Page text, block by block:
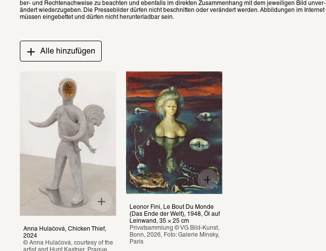
ber- und Rech­te­nach­weise zu beach­ten und eben­falls im direk­ten Zusam­men­hang mit dem jewei­li­gen Bild unver­
än­dert wieder­zu­ge­ben. Die Pres­se­bil­der dürfen nicht beschnit­ten oder verän­dert werden. Abbil­dun­gen im Inter­net
müssen einge­bet­tet und dürfen nicht herun­ter­lad­bar sein.
Alle hinzufügen
Anna Hulačová, Chicken Thief,
2024
© Anna Hulačová, courtesy of the
artist and Hunt Kastner, Prague,
Leonor Fini, Le Bout Du Monde
(Das Ende der Welt), 1948, Öl auf
Leinwand, 35 × 25 cm
Privatsammlung © VG Bild-Kunst,
Bonn, 2026, Foto: Galerie Minsky,
Paris